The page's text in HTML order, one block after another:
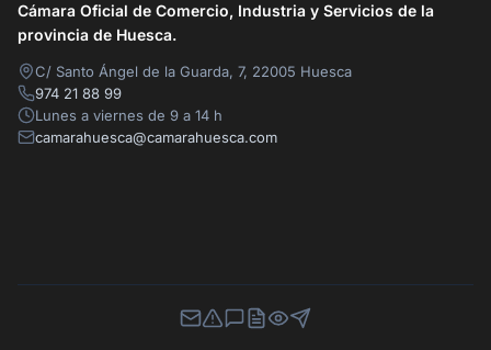
Cámara Oficial de Comercio, Industria y Servicios de la
provincia de Huesca.
C/ Santo Ángel de la Guarda, 7, 22005 Huesca
974 21 88 99
Lunes a viernes de 9 a 14 h
camarahuesca@camarahuesca.com
Newsletter
Canal de Denuncias
Buzón de Sugerencias
Perfil Contratante
Ley de Transparencia
Contacta con nosotros